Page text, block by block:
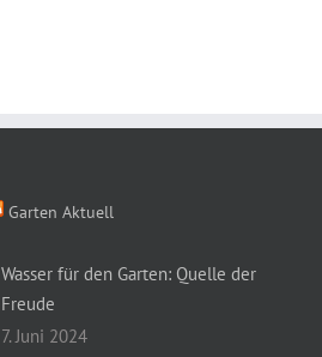
Garten Aktuell
Wasser für den Garten: Quelle der
Freude
7. Juni 2024